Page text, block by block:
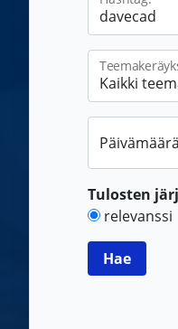
Tulosten
relevanssi